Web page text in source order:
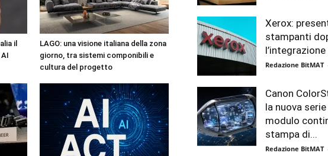
il
LAGO: una visione italiana della zona
giorno, tra sistemi componibili e
cultura del progetto
Xerox:
stampanti
Redazione BitMAT -
Canon
la nuova
modulo
stampa di...
Redazione BitMAT -